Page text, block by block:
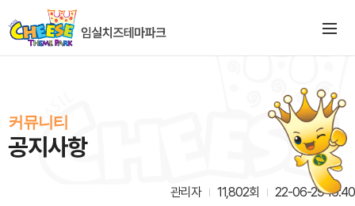
커뮤니티
공지사항
관리자 11,802회 22-06-29 16:40